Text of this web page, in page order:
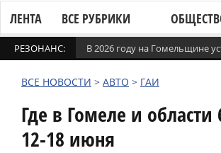
ЛЕНТА ВСЕ РУБРИКИ
РЕЗОНАНС: В 2026 году на Гомельщине
ВСЕ НОВОСТИ > АВТО > ГАИ
Где в Гомеле и области
12-18 июня